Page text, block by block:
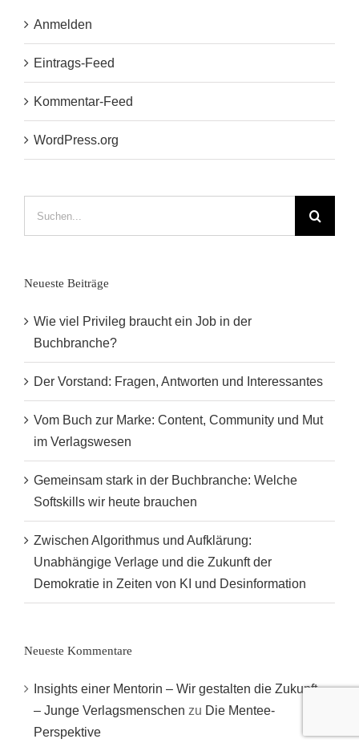
Anmelden
Eintrags-Feed
Kommentar-Feed
WordPress.org
Neueste Beiträge
Wie viel Privileg braucht ein Job in der
Buchbranche?
Der Vorstand: Fragen, Antworten und Interessantes
Vom Buch zur Marke: Content, Community und Mut
im Verlagswesen
Gemeinsam stark in der Buchbranche: Welche
Softskills wir heute brauchen
Zwischen Algorithmus und Aufklärung:
Unabhängige Verlage und die Zukunft der
Demokratie in Zeiten von KI und Desinformation
Neueste Kommentare
Insights einer Mentorin – Wir gestalten die Zukunft
– Junge Verlagsmenschen zu Die Mentee-
Perspektive